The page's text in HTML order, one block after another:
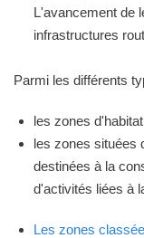
L'avancement de
infrastructures
Parmi les différents
les zones
les zones situées
destinées à la
d'activités liées à
Les zones